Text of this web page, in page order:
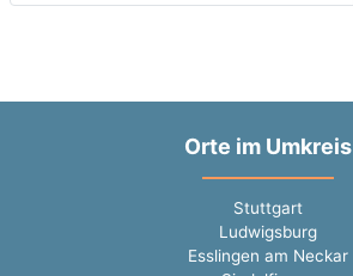
Orte im Umkreis
Stuttgart
Ludwigsburg
Esslingen am Neckar